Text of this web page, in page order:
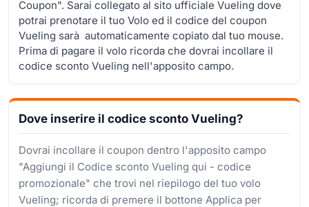
Coupon". Sarai collegato al sito ufficiale Vueling dove
potrai prenotare il tuo Volo ed il codice del coupon
Vueling sarà automaticamente copiato dal tuo mouse.
Prima di pagare il volo ricorda che dovrai incollare il
codice sconto Vueling nell'apposito campo.
Dove inserire il codice sconto Vueling?
Dovrai incollare il coupon dentro l'apposito campo
"Aggiungi il Codice sconto Vueling qui - codice
promozionale" che trovi nel riepilogo del tuo volo
Vueling; ricorda di premere il bottone Applica per